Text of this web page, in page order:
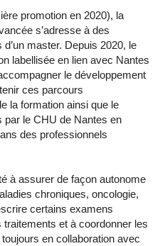
promotion en 2020), la
s’adresse à des
master. Depuis 2020, le
labellisée en lien avec Nantes
le développement
ces parcours
la formation ainsi que le
par le CHU de Nantes en
des professionnels
à assurer de façon autonome
chroniques, oncologie,
certains examens
et à coordonner les
en collaboration avec